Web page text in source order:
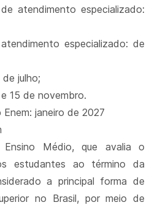
atendimento especializado:
especializado: de
julho;
15 de novembro.
janeiro de 2027
Médio, que avalia o
estudantes ao término da
a principal forma de
no Brasil, por meio de